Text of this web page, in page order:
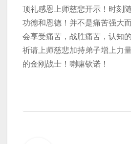
顶礼感恩上师慈悲开示！时刻
功德和恩德！并不是痛苦强大
会享受痛苦，战胜痛苦，认知
祈请上师慈悲加持弟子增上力
的金刚战士！喇嘛钦诺！